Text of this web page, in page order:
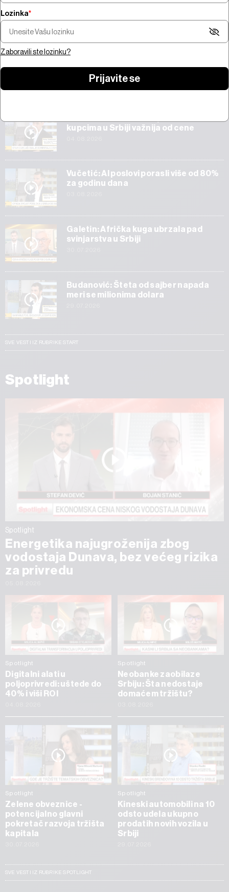
Pregled nedelje - pregovori na
prvi rezultati SpaceX-a
Šta pokreće
bitcoina od 100
jačanje zlata i AI
Start
kupcima u Srbiji važnija od cene
Vučetić: AI poslovi porasli više od 80%
za godinu dana
Galetin: Afrička kuga ubrzala pad
svinjarstva u Srbiji
Budanović: Šteta od sajber napada
meri se milionima dolara
SVE VESTI IZ RUBRIKE START
Spotlight
Spotlight
Energetika najugroženija zbog
vodostaja Dunava, bez većeg rizika
za privredu
Spotlight
Digitalni alati u
poljoprivredi: uštede do
40% i viši ROI
Spotlight
Neobanke zaobilaze
Srbiju: Šta nedostaje
domaćem tržištu?
Spotlight
Zelene obveznice -
potencijalno glavni
pokretač razvoja tržišta
kapitala
Spotlight
Kineski automobili na 10
odsto udela ukupno
prodatih novih vozila u
Srbiji
SVE VESTI IZ RUBRIKE SPOTLIGHT
Lozinka*
Zaboravili ste lozinku?
Prijavite se